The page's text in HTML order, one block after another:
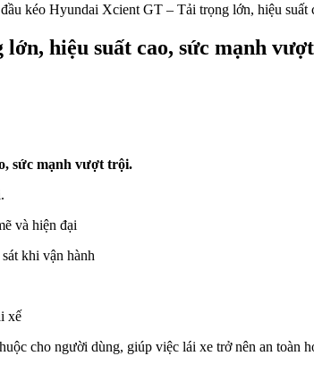
kéo Hyundai Xcient GT – Tải trọng lớn, hiệu suất
hiệu suất cao, sức mạnh
sức mạnh vượt trội.
và hiện đại
khi vận hành
xế
cho người dùng, giúp việc lái xe trở nên an toàn